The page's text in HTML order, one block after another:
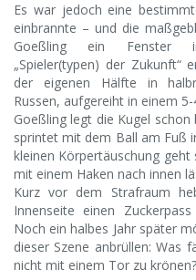
Es war jedoch eine
einbrannte – und die
Goeßling ein Fenster
„Spieler(typen) der Zukunft“
der eigenen Hälfte in
Russen, aufgereiht in einem
Goeßling legt die Kugel
sprintet mit dem Ball am Fuß
kleinen Körpertäuschung
mit einem Haken nach innen
Kurz vor dem Strafraum
Innenseite einen
Noch ein halbes Jahr später
dieser Szene anbrüllen: Was
nicht mit einem Tor zu krönen?